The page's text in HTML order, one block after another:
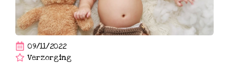
09/11/2022
Verzorging